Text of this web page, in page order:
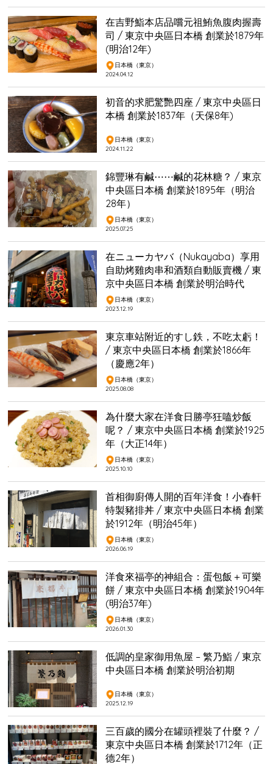
在吉野鮨本店品嚐元祖鮪魚腹肉握壽
司 / 東京中央區日本橋 創業於1879年
(明治12年)
日本橋（東京）
2024.04.12
初音的求肥驚艷四座 / 東京中央區日
本橋 創業於1837年（天保8年)
日本橋（東京）
2024.11.22
錦豐琳有鹹⋯⋯鹹的花林糖？ / 東京
中央區日本橋 創業於1895年（明治
28年）
日本橋（東京）
2025.07.25
在ニューカヤバ（Nukayaba）享用
自助烤雞肉串和酒類自動販賣機 / 東
京中央區日本橋 創業於明治時代
日本橋（東京）
2023.12.19
東京車站附近的すし鉄，不吃太虧！
/ 東京中央區日本橋 創業於1866年
（慶應2年）
日本橋（東京）
2025.08.08
為什麼大家在洋食日勝亭狂嗑炒飯
呢？ / 東京中央區日本橋 創業於1925
年（大正14年）
日本橋（東京）
2025.10.10
首相御廚傳人開的百年洋食！小春軒
特製豬排丼 / 東京中央區日本橋 創業
於1912年（明治45年）
日本橋（東京）
2026.06.19
洋食來福亭的神組合：蛋包飯＋可樂
餅 / 東京中央區日本橋 創業於1904年
(明治37年)
日本橋（東京）
2026.01.30
低調的皇家御用魚屋 – 繁乃鮨 / 東京
中央區日本橋 創業於明治初期
日本橋（東京）
2025.12.19
三百歲的國分在罐頭裡裝了什麼？ /
東京中央區日本橋 創業於1712年（正
德2年）